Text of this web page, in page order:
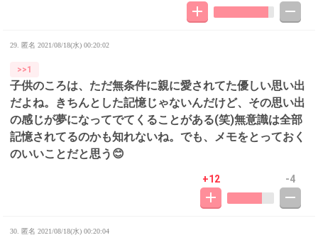
29. 匿名 2021/08/18(水) 00:20:02
>>1
子供のころは、ただ無条件に親に愛されてた優しい思い出
だよね。きちんとした記憶じゃないんだけど、その思い出
の感じが夢になってでてくることがある(笑)無意識は全部
記憶されてるのかも知れないね。でも、メモをとっておく
のいいことだと思う😊
+12 -4
30. 匿名 2021/08/18(水) 00:20:04